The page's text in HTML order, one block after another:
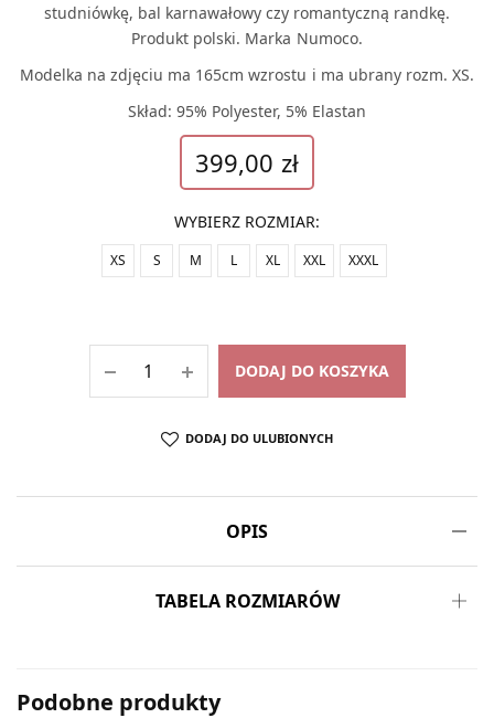
studniówkę, bal karnawałowy czy romantyczną randkę.
Produkt polski. Marka Numoco.
Modelka na zdjęciu ma 165cm wzrostu i ma ubrany rozm. XS.
Skład: 95% Polyester, 5% Elastan
399,00 zł
WYBIERZ ROZMIAR:
XS S M L XL XXL XXXL
DODAJ DO KOSZYKA
DODAJ DO ULUBIONYCH
OPIS
TABELA ROZMIARÓW
Podobne produkty